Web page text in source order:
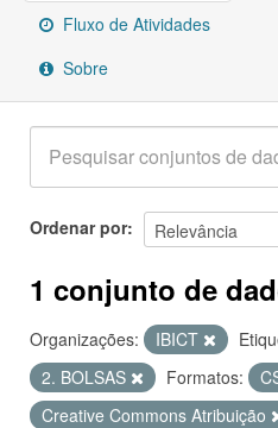
SobreFluxo de Atividades
Sobre
Ordenar por
1 conjunto de
Organizações: IBICT
2. BOLSAS
Formatos:
Creative Commons Atribuição